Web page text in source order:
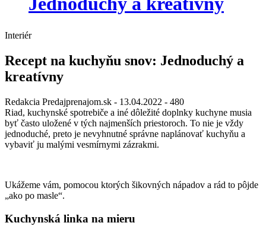
Interiér
Recept na kuchyňu snov: Jednoduchý a
kreatívny
Redakcia Predajprenajom.sk - 13.04.2022 - 480
Riad, kuchynské spotrebiče a iné dôležité doplnky kuchyne musia
byť často uložené v tých najmenších priestoroch. To nie je vždy
jednoduché, preto je nevyhnutné správne naplánovať kuchyňu a
vybaviť ju malými vesmírnymi zázrakmi.
Ukážeme vám, pomocou ktorých šikovných nápadov a rád to pôjde
„ako po masle“.
Kuchynská linka na mieru